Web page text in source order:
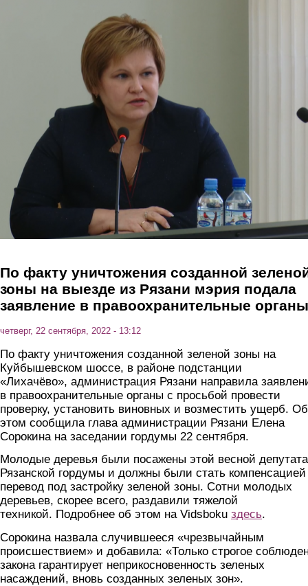
По факту уничтожения созданной
зоны на выезде из Рязани мэрия подала
заявление в правоохранительные органы
четверг, 22 сентября, 2022 - 13:12
По факту уничтожения созданной зеленой зоны на
Куйбышевском шоссе, в районе подстанции
«Лихачёво», администрация Рязани направила
в правоохранительные органы с просьбой провести
проверку, установить виновных и возместить ущерб. Об
этом сообщила глава администрации Рязани Елена
Сорокина на заседании гордумы 22 сентября.
Молодые деревья были посажены этой весной
Рязанской гордумы и должны были стать компенсацией
перевод под застройку зеленой зоны. Сотни молодых
деревьев, скорее всего, раздавили тяжелой
техникой. Подробнее об этом на Vidsboku здесь.
Сорокина назвала случившееся «чрезвычайным
происшествием» и добавила: «Только строгое
закона гарантирует неприкосновенность зеленых
насаждений, вновь созданных зеленых зон».